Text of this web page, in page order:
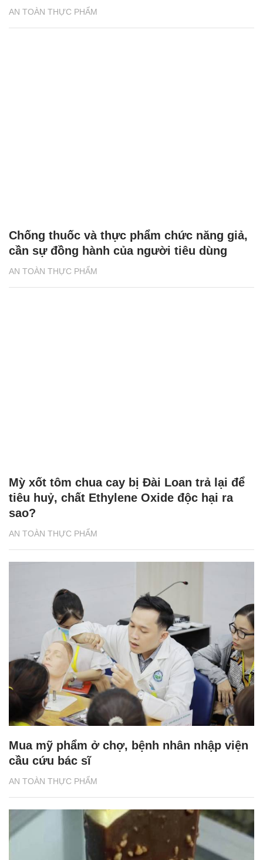
AN TOÀN THỰC PHẨM
AN TOÀN THỰC PHẨM
Chống thuốc và thực phẩm chức năng giả,
cần sự đồng hành của người tiêu dùng
AN TOÀN THỰC PHẨM
Mỳ xốt tôm chua cay bị Đài Loan trả lại để
tiêu huỷ, chất Ethylene Oxide độc hại ra
sao?
AN TOÀN THỰC PHẨM
Mua mỹ phẩm ở chợ, bệnh nhân nhập viện
cầu cứu bác sĩ